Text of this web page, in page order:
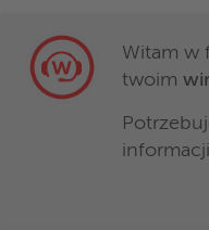
Witam w
twoim